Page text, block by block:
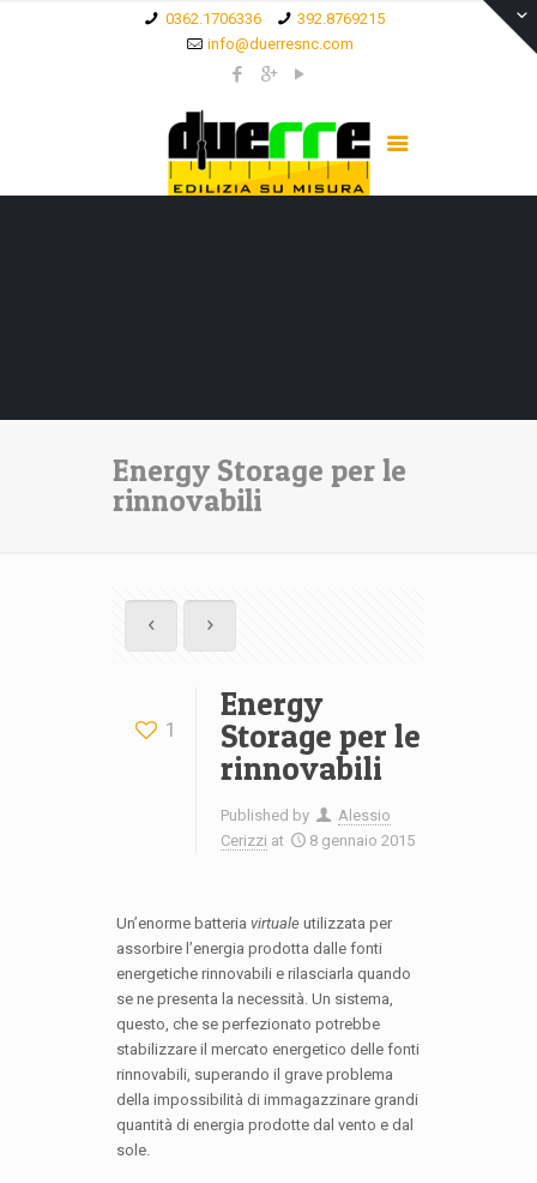
0362.1706336
392.8769215
info@duerresnc.com
Energy Storage per le
rinnovabili
1
Energy
Storage per le
rinnovabili
Published by
Alessio
Cerizzi at 8 gennaio 2015
Un’enorme batteria virtualeutilizzata per
assorbire l’energia prodotta dalle fonti
energetiche rinnovabili e rilasciarla quando
se ne presenta la necessità. Un sistema,
questo, che se perfezionato potrebbe
stabilizzare il mercato energetico delle fonti
rinnovabili, superando il grave problema
della impossibilità di immagazzinare grandi
quantità di energia prodotte dal vento e dal
sole.